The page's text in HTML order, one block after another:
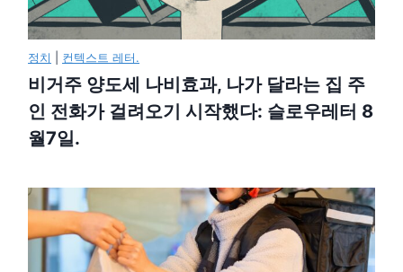
정치 컨텍스트 레터.
비거주 양도세 나비효과, 나가 달라는 집 주
인 전화가 걸려오기 시작했다: 슬로우레터 8
월7일.